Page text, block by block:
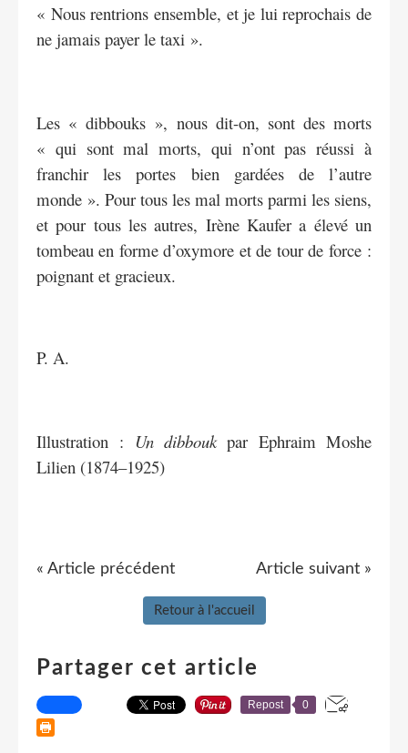
« Nous rentrions ensemble, et je lui reprochais de
ne jamais payer le taxi ».
Les « dibbouks », nous dit-on, sont des morts
« qui sont mal morts, qui n’ont pas réussi à
franchir les portes bien gardées de l’autre
monde ». Pour tous les mal morts parmi les siens,
et pour tous les autres, Irène Kaufer a élevé un
tombeau en forme d’oxymore et de tour de force :
poignant et gracieux.
P. A.
Illustration : Un dibboukpar Ephraim Moshe
Lilien (1874–1925)
« Article précédent Article suivant »
Retour à l'accueil
Partager cet article
Repost 0